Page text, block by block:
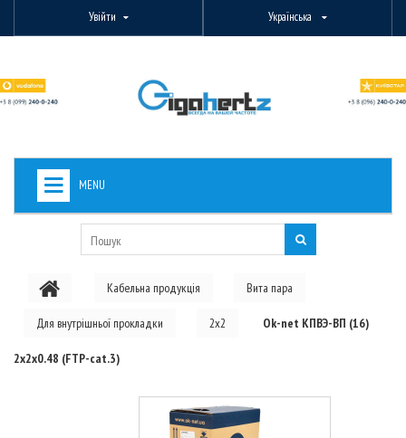
Увійти Українська
MENU
PON ОБЛАДНАННЯ
Кабельна продукція Вита пара
Для внутрішньої прокладки 2x2 Ok-net КПВЭ-ВП (16)
2х2х0.48 (FTP-cat.3)